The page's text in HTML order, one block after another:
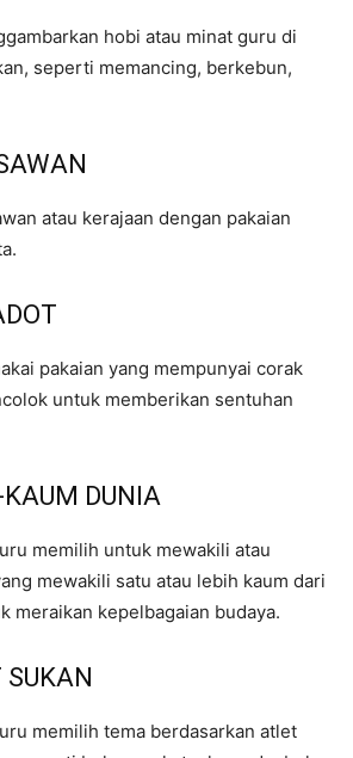
hobi atau minat guru di
seperti memancing, berkebun,
atau kerajaan dengan pakaian
pakaian yang mempunyai corak
untuk memberikan sentuhan
DUNIA
memilih untuk mewakili atau
mewakili satu atau lebih kaum dari
meraikan kepelbagaian budaya.
memilih tema berdasarkan atlet